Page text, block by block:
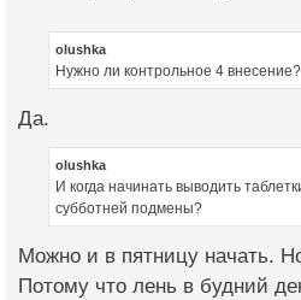
olushka
Нужно ли контрольное 4 внесение?
Да.
olushka
И когда начинать выводить
субботней подмены?
Можно и в пятницу начать.
Потому что лень в будний